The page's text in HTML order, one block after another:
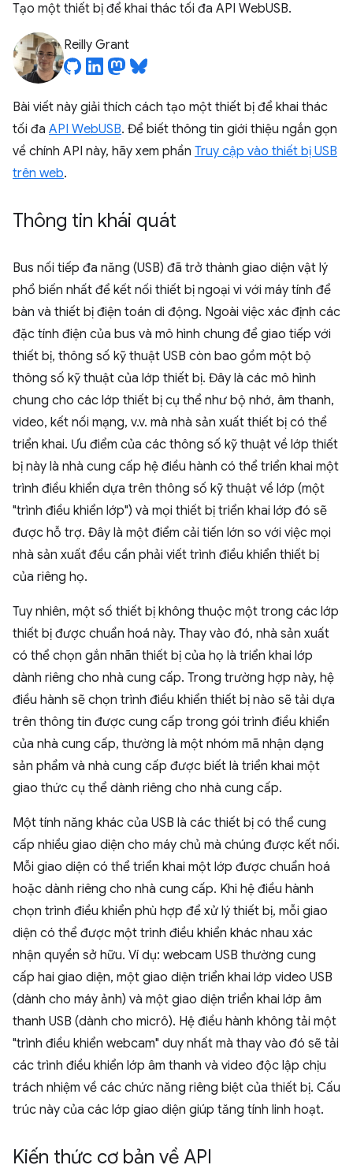
Tạo một thiết bị để khai thác tối đa API WebUSB.
Reilly Grant
Bài viết này giải thích cách tạo một thiết bị để khai thác
tối đa API WebUSB. Để biết thông tin giới thiệu ngắn gọn
về chính API này, hãy xem phần Truy cập vào thiết bị USB
trên web.
Thông tin khái quát
Bus nối tiếp đa năng (USB) đã trở thành giao diện vật lý
phổ biến nhất để kết nối thiết bị ngoại vi với máy tính để
bàn và thiết bị điện toán di động. Ngoài việc xác định các
đặc tính điện của bus và mô hình chung để giao tiếp với
thiết bị, thông số kỹ thuật USB còn bao gồm một bộ
thông số kỹ thuật của lớp thiết bị. Đây là các mô hình
chung cho các lớp thiết bị cụ thể như bộ nhớ, âm thanh,
video, kết nối mạng, v.v. mà nhà sản xuất thiết bị có thể
triển khai. Ưu điểm của các thông số kỹ thuật về lớp thiết
bị này là nhà cung cấp hệ điều hành có thể triển khai một
trình điều khiển dựa trên thông số kỹ thuật về lớp (một
"trình điều khiển lớp") và mọi thiết bị triển khai lớp đó sẽ
được hỗ trợ. Đây là một điểm cải tiến lớn so với việc mọi
nhà sản xuất đều cần phải viết trình điều khiển thiết bị
của riêng họ.
Tuy nhiên, một số thiết bị không thuộc một trong các lớp
thiết bị được chuẩn hoá này. Thay vào đó, nhà sản xuất
có thể chọn gắn nhãn thiết bị của họ là triển khai lớp
dành riêng cho nhà cung cấp. Trong trường hợp này, hệ
điều hành sẽ chọn trình điều khiển thiết bị nào sẽ tải dựa
trên thông tin được cung cấp trong gói trình điều khiển
của nhà cung cấp, thường là một nhóm mã nhận dạng
sản phẩm và nhà cung cấp được biết là triển khai một
giao thức cụ thể dành riêng cho nhà cung cấp.
Một tính năng khác của USB là các thiết bị có thể cung
cấp nhiều giao diện cho máy chủ mà chúng được kết nối.
Mỗi giao diện có thể triển khai một lớp được chuẩn hoá
hoặc dành riêng cho nhà cung cấp. Khi hệ điều hành
chọn trình điều khiển phù hợp để xử lý thiết bị, mỗi giao
diện có thể được một trình điều khiển khác nhau xác
nhận quyền sở hữu. Ví dụ: webcam USB thường cung
cấp hai giao diện, một giao diện triển khai lớp video USB
(dành cho máy ảnh) và một giao diện triển khai lớp âm
thanh USB (dành cho micrô). Hệ điều hành không tải một
"trình điều khiển webcam" duy nhất mà thay vào đó sẽ tải
các trình điều khiển lớp âm thanh và video độc lập chịu
trách nhiệm về các chức năng riêng biệt của thiết bị. Cấu
trúc này của các lớp giao diện giúp tăng tính linh hoạt.
Kiến thức cơ bản về API